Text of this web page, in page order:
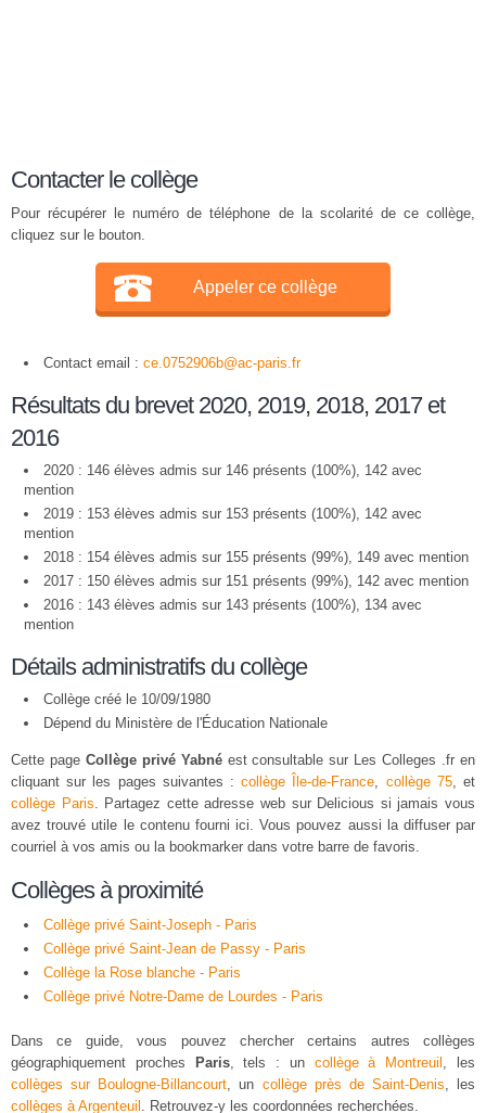
Contacter le collège
Pour récupérer le numéro de téléphone de la scolarité de ce collège,
cliquez sur le bouton.
Appeler ce collège
Contact email : ce.0752906b@ac-paris.fr
Résultats du brevet 2020, 2019, 2018, 2017 et
2016
2020 : 146 élèves admis sur 146 présents (100%), 142 avec
mention
2019 : 153 élèves admis sur 153 présents (100%), 142 avec
mention
2018 : 154 élèves admis sur 155 présents (99%), 149 avec mention
2017 : 150 élèves admis sur 151 présents (99%), 142 avec mention
2016 : 143 élèves admis sur 143 présents (100%), 134 avec
mention
Détails administratifs du collège
Collège créé le 10/09/1980
Dépend du Ministère de l'Éducation Nationale
Cette page Collège privé Yabnéest consultable sur Les Colleges .fr en
cliquant sur les pages suivantes :collège Île-de-France, collège 75, et
collège Paris. Partagez cette adresse web sur Delicious si jamais vous
avez trouvé utile le contenu fourni ici. Vous pouvez aussi la diffuser par
courriel à vos amis ou la bookmarker dans votre barre de favoris.
Collèges à proximité
Collège privé Saint-Joseph - Paris
Collège privé Saint-Jean de Passy - Paris
Collège la Rose blanche - Paris
Collège privé Notre-Dame de Lourdes - Paris
Dans ce guide, vous pouvez chercher certains autres collèges
géographiquement proches
Paris, tels : un collège à Montreuil , les
collèges sur Boulogne-Billancourt, un collège près de Saint-Denis, les
collèges à Argenteuil . Retrouvez-y les coordonnées recherchées.